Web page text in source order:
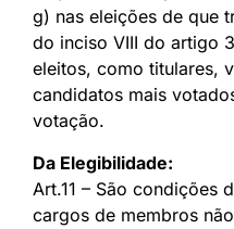
g) nas eleições de que
do inciso VIII do artigo
eleitos, como titulares,
candidatos mais
votação.
Da Elegibilidade:
Art.11 – São condições
cargos de membros